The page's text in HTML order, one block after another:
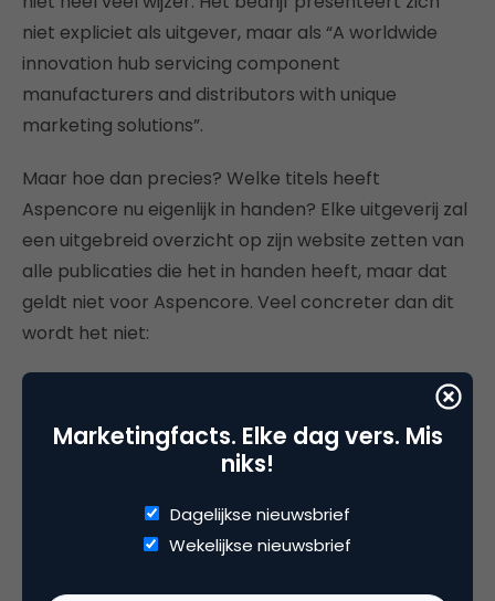
niet expliciet als uitgever, maar als “A worldwide
innovation hub servicing component
manufacturers and distributors with unique
marketing solutions”.
Maar hoe dan precies? Welke titels heeft
Aspencore nu eigenlijk in handen? Elke uitgeverij zal
een uitgebreid overzicht op zijn website zetten van
alle publicaties die het in handen heeft, maar dat
geldt niet voor Aspencore. Veel concreter dan dit
wordt het niet:
engagement with electrical
engineers through media assets
such as ElectronicProducts.com
andEEWeb.com, 21ic, tools such
Marketingfacts. Elke dag vers. Mis
niks!
Dagelijkse nieuwsbrief
Wekelijkse nieuwsbrief